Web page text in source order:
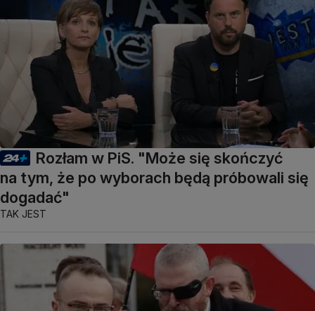
Rozłam w PiS. "Może się skończyć
na tym, że po wyborach będą próbowali się
dogadać"
TAK JEST